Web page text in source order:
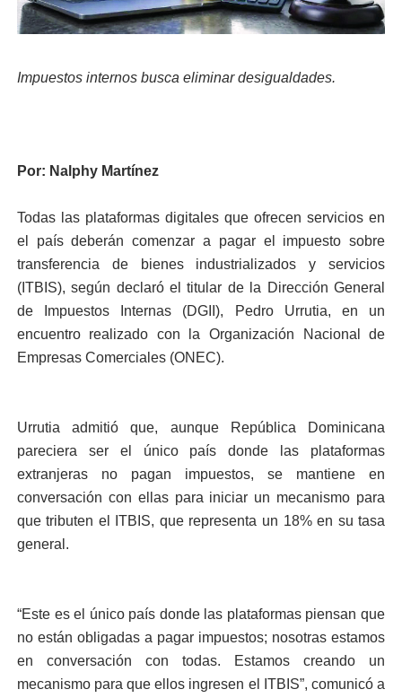
Impuestos internos busca eliminar desigualdades.
Por: Nalphy Martínez
Todas las plataformas digitales que ofrecen servicios en
el país deberán comenzar a pagar el impuesto sobre
transferencia de bienes industrializados y servicios
(ITBIS), según declaró el titular de la Dirección General
de Impuestos Internas (DGII), Pedro Urrutia, en un
encuentro realizado con la Organización Nacional de
Empresas Comerciales (ONEC).
Urrutia admitió que, aunque República Dominicana
pareciera ser el único país donde las plataformas
extranjeras no pagan impuestos, se mantiene en
conversación con ellas para iniciar un mecanismo para
que tributen el ITBIS, que representa un 18% en su tasa
general.
“Este es el único país donde las plataformas piensan que
no están obligadas a pagar impuestos; nosotras estamos
en conversación con todas. Estamos creando un
mecanismo para que ellos ingresen el ITBIS”, comunicó a